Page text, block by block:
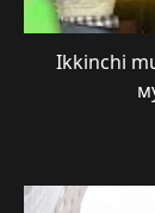
Ikkinchi